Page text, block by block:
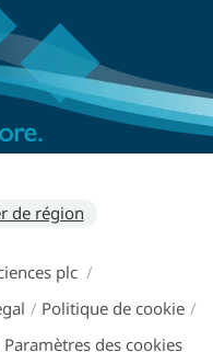
de région
plc /
/ Politique de cookie /
Paramètres des cookies